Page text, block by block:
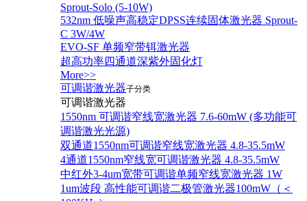
Sprout‐Solo (5-10W)
532nm 低噪声高稳定DPSS连续固体激光器 Sprout-
C 3W/4W
EVO-SF 单频窄带铒激光器
超高功率四通道深紫外固化灯
More>>
可调谐激光器子分类
可调谐激光器
1550nm 可调谐窄线宽激光器 7.6-60mW (多功能可
调谐激光光源)
双通道1550nm可调谐窄线宽激光器 4.8-35.5mW
4通道1550nm窄线宽可调谐激光器 4.8-35.5mW
中红外3-4um宽带可调谐单频窄线宽激光器 1W
1um波段 高性能可调谐二极管激光器100mW（＜